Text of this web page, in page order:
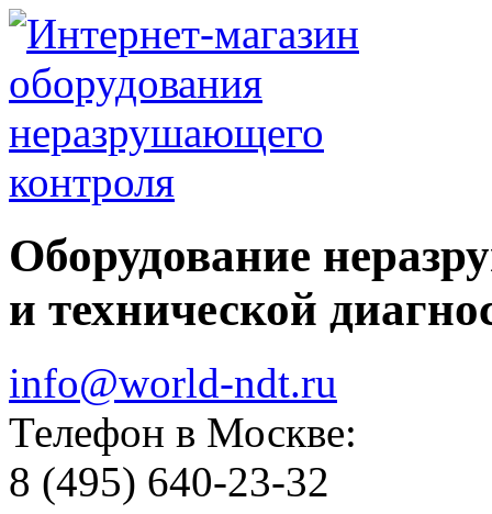
Оборудование
и технической
info@world-ndt.ru
Телефон в Москве:
8 (495) 640-23-32